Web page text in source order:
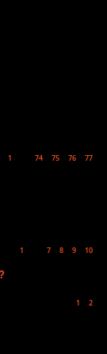
1 74 75 76 77
1 7 8 9 10
1 2